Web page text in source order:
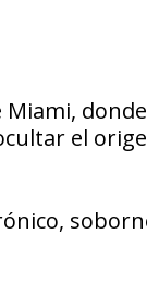
el